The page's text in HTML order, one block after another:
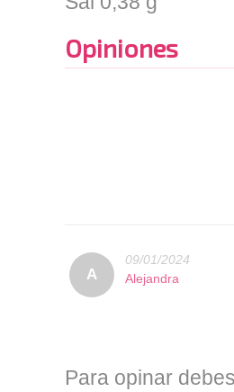
Opiniones
A
09/01/2024
Alejandra
Para opinar